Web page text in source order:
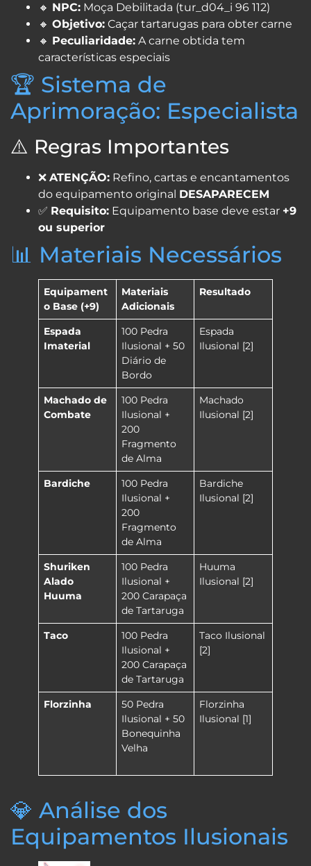
🔸 NPC: Moça Debilitada (tur_d04_i 96 112)
🔸 Objetivo: Caçar tartarugas para obter carne
🔸 Peculiaridade: A carne obtida tem
características especiais
🏆 Sistema de
Aprimoração: Especialista
⚠️ Regras Importantes
❌ ATENÇÃO: Refino, cartas e encantamentos
do equipamento original DESAPARECEM
✅ Requisito: Equipamento base deve estar +9
ou superior
📊 Materiais Necessários
Equipament
o Base (+9)
Materiais
Adicionais
Resultado
Espada
Imaterial
100 Pedra
Ilusional + 50
Diário de
Bordo
Espada
Ilusional [2]
Machado de
Combate
100 Pedra
Ilusional +
200
Fragmento
de Alma
Machado
Ilusional [2]
Bardiche
100 Pedra
Ilusional +
200
Fragmento
de Alma
Bardiche
Ilusional [2]
Shuriken
Alado
Huuma
100 Pedra
Ilusional +
200 Carapaça
de Tartaruga
Huuma
Ilusional [2]
Taco
100 Pedra
Ilusional +
200 Carapaça
de Tartaruga
Taco Ilusional
[2]
Florzinha
50 Pedra
Ilusional + 50
Bonequinha
Velha
Florzinha
Ilusional [1]
💎 Análise dos
Equipamentos Ilusionais